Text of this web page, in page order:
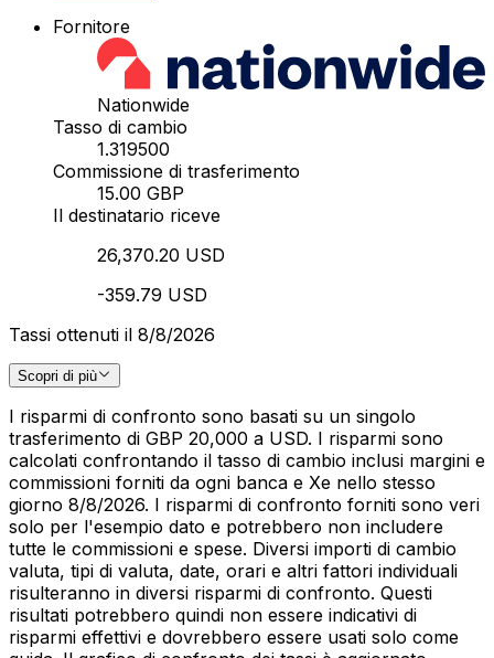
Fornitore
Nationwide
Tasso di cambio
1.319500
Commissione di trasferimento
15.00 GBP
Il destinatario riceve
26,370.20 USD
-359.79 USD
Tassi ottenuti il 8/8/2026
Scopri di più
I risparmi di confronto sono basati su un singolo
trasferimento di GBP 20,000 a USD. I risparmi sono
calcolati confrontando il tasso di cambio inclusi margini e
commissioni forniti da ogni banca e Xe nello stesso
giorno 8/8/2026. I risparmi di confronto forniti sono veri
solo per l'esempio dato e potrebbero non includere
tutte le commissioni e spese. Diversi importi di cambio
valuta, tipi di valuta, date, orari e altri fattori individuali
risulteranno in diversi risparmi di confronto. Questi
risultati potrebbero quindi non essere indicativi di
risparmi effettivi e dovrebbero essere usati solo come